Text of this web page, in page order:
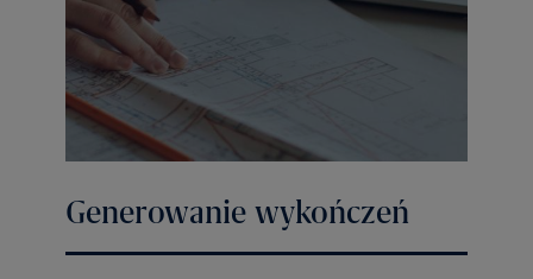
Generowanie wykończeń